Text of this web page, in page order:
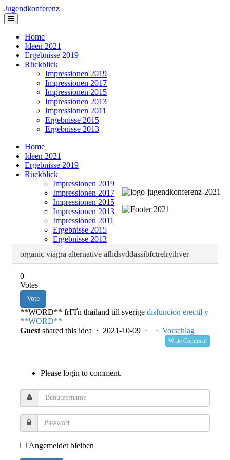
Jugendkonferenz
Home
Ideen 2021
Ergebnisse 2019
Rückblick
Impressionen 2019
Impressionen 2017
Impressionen 2015
Impressionen 2013
Impressionen 2011
Ergebnisse 2015
Ergebnisse 2013
Home
Ideen 2021
Ergebnisse 2019
Rückblick
Impressionen 2019
Impressionen 2017
Impressionen 2015
Impressionen 2013
Impressionen 2011
Ergebnisse 2015
Ergebnisse 2013
organic viagra alternative afhdsvddassibfctrelryihver
0
Votes
Vote
**WORD** frГҐn thailand till sverige disfuncion erectil y
**WORD**
Guest shared this idea · 2021-10-09 · · Vorschlag
Write Comment
Please login to comment.
Angemeldet bleiben